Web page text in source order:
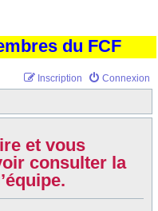
du FCF
Connexion
Inscription
et vous
consulter la